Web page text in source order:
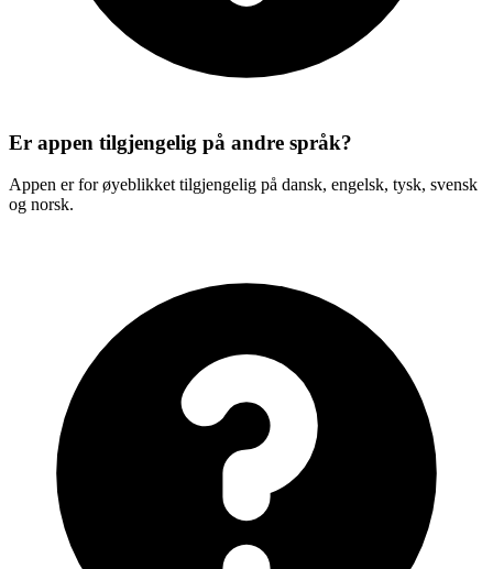
Er appen tilgjengelig på andre språk?
Appen er for øyeblikket tilgjengelig på dansk, engelsk, tysk, svensk
og norsk.